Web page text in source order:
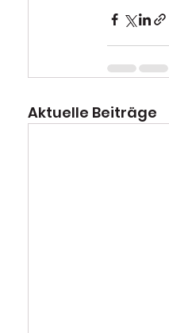
Aktuelle Beiträge